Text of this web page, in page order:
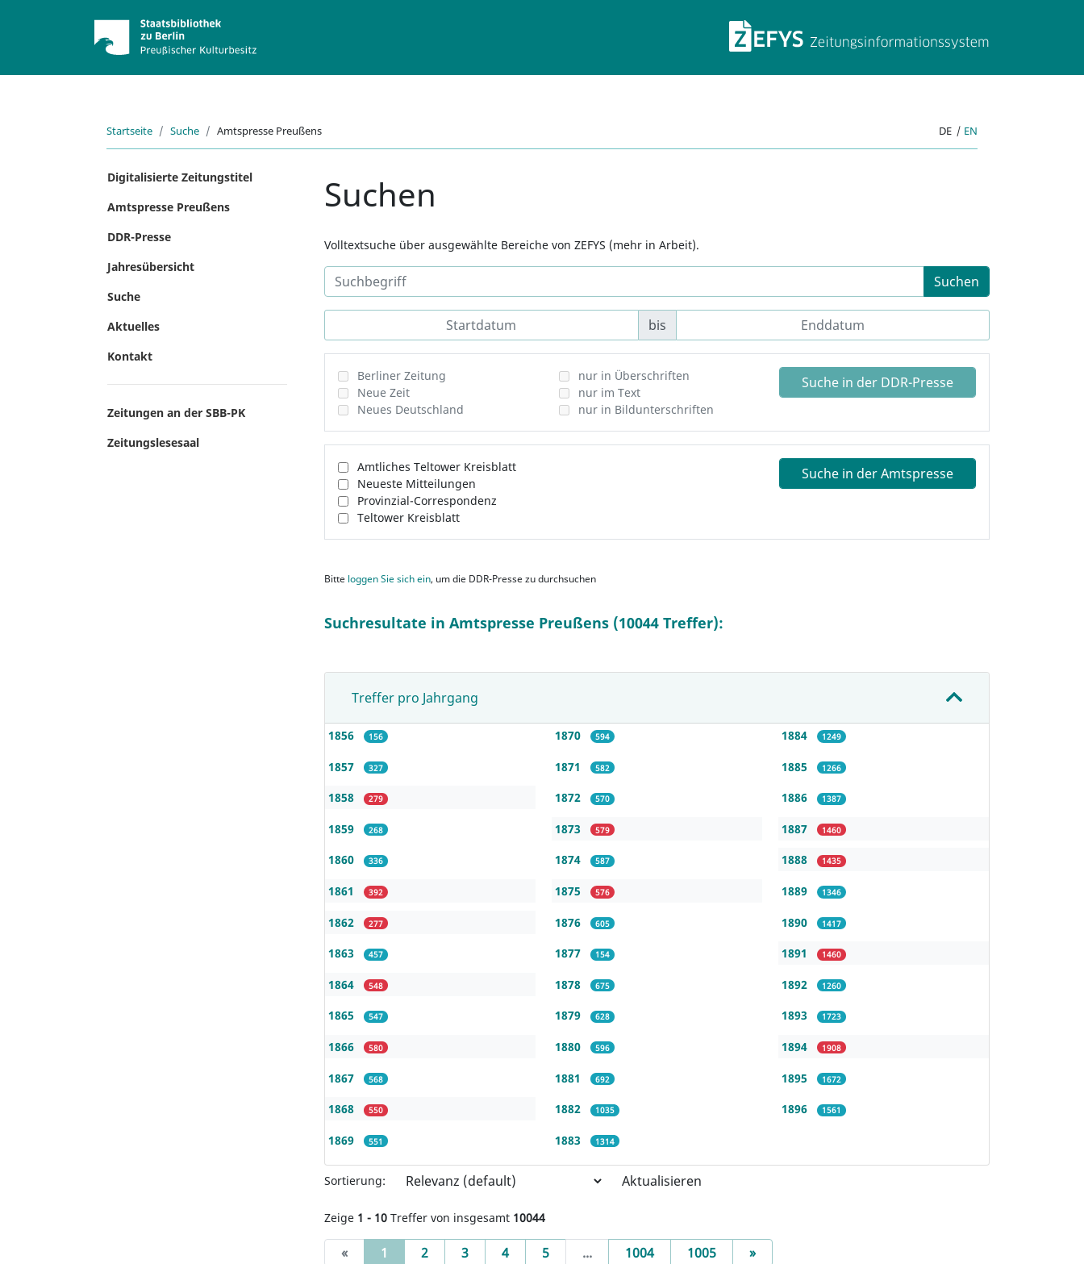
ZEFYS
Startseite Suche Amtspresse Preußens DE | EN
Digitalisierte Zeitungstitel
Amtspresse Preußens
DDR-Presse
Jahresübersicht
Suche
Aktuelles
Kontakt
Zeitungen an der SBB-PK
Zeitungslesesaal
Suchen
Volltextsuche über ausgewählte Bereiche von ZEFYS (mehr in Arbeit).
Suchen
bis
Berliner Zeitung
Neue Zeit
Neues Deutschland
nur in Überschriften
nur im Text
nur in Bildunterschriften
Suche in der DDR-Presse
Amtliches Teltower Kreisblatt
Neueste Mitteilungen
Provinzial-Correspondenz
Teltower Kreisblatt
Suche in der Amtspresse
Bitte loggen Sie sich ein, um die DDR-Presse zu durchsuchen
Suchresultate in Amtspresse Preußens (10044 Treffer):
Treffer pro Jahrgang
1856 156
1857 327
1858 279
1859 268
1860 336
1861 392
1862 277
1863 457
1864 548
1865 547
1866 580
1867 568
1868 550
1869 551
1870 594
1871 582
1872 570
1873 579
1874 587
1875 576
1876 605
1877 154
1878 675
1879 628
1880 596
1881 692
1882 1035
1883 1314
1884 1249
1885 1266
1886 1387
1887 1460
1888 1435
1889 1346
1890 1417
1891 1460
1892 1260
1893 1723
1894 1908
1895 1672
1896 1561
Sortierung: Aktualisieren
Zeige 1 - 10 Treffer von insgesamt 10044
« 1 (current)
2 3 4 5 ... 1004 1005 »Next